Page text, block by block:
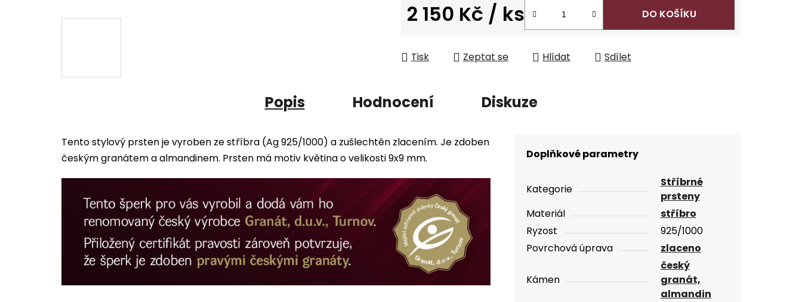
2 150 Kč / ks DO KOŠÍKU
Tisk Zeptat se Hlídat Sdílet
Popis Hodnocení Diskuze
Tento stylový prsten je vyroben ze stříbra (Ag 925/1000) a zušlechtěn zlacením. Je zdoben
českým granátem a almandinem. Prsten má motiv květina o velikosti 9x9 mm.
Doplňkové parametry
Kategorie
Stříbrné
prsteny
Materiál
stříbro
Ryzost
925/1000
Povrchová úprava
zlaceno
Kámen
český
granát,
almandin